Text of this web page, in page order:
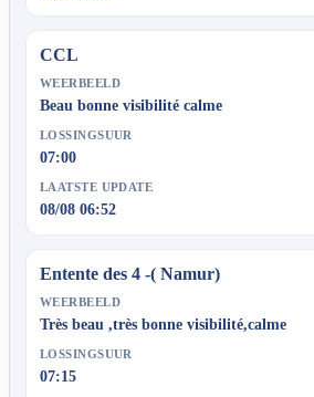
CCL
WEERBEELD
Beau bonne visibilité calme
LOSSINGSUUR
07:00
LAATSTE UPDATE
08/08 06:52
Entente des 4 -( Namur)
WEERBEELD
Très beau ,très bonne visibilité,calme
LOSSINGSUUR
07:15